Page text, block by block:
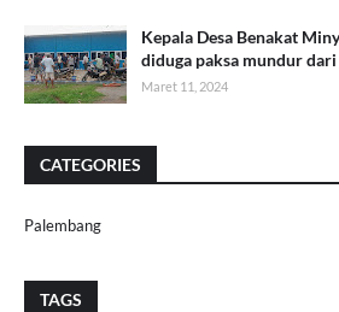
Kepala Desa Benakat
diduga paksa mundur
Maret 11, 2024
CATEGORIES
Palembang
TAGS